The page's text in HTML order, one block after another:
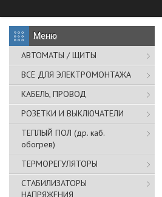
АВТОМАТЫ / ЩИТЫ
ВСЁ ДЛЯ ЭЛЕКТРОМОНТАЖА
КАБЕЛЬ, ПРОВОД
РОЗЕТКИ И ВЫКЛЮЧАТЕЛИ
ТЕПЛЫЙ ПОЛ (др. каб.
обогрев)
ТЕРМОРЕГУЛЯТОРЫ
СТАБИЛИЗАТОРЫ
НАПРЯЖЕНИЯ